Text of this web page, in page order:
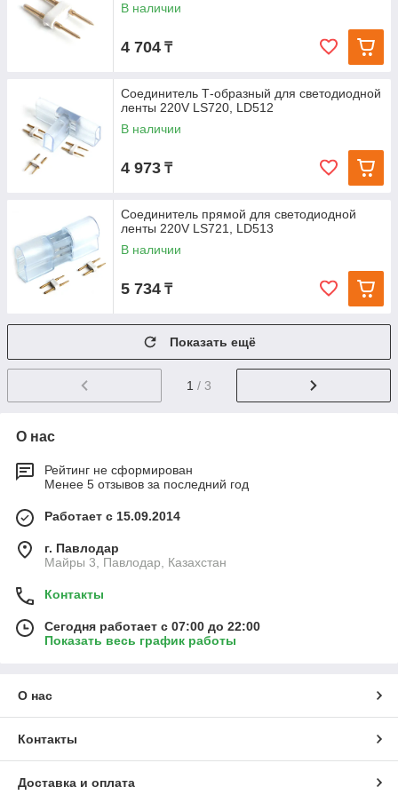
В наличии
4 704 ₸
Соединитель Т-образный для светодиодной
ленты 220V LS720, LD512
В наличии
4 973 ₸
Соединитель прямой для светодиодной
ленты 220V LS721, LD513
В наличии
5 734 ₸
Показать ещё
1 / 3
О нас
Рейтинг не сформирован
Менее 5 отзывов за последний год
Работает с 15.09.2014
г. Павлодар
Майры 3, Павлодар, Казахстан
Контакты
Сегодня работает с 07:00 до 22:00
Показать весь график работы
О нас
Контакты
Доставка и оплата